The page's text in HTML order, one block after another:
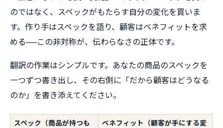
のではなく、スペックがもたらす自分の変化を買いま
す。作り手はスペックを語り、顧客はベネフィットを求
める──この非対称が、伝わらなさの正体です。
翻訳の作業はシンプルです。あなたの商品のスペックを
一つずつ書き出し、その右側に「だから顧客はどうなる
のか」を書き添えてください。
スペック（商品が持つも
ベネフィット（顧客が手にする変